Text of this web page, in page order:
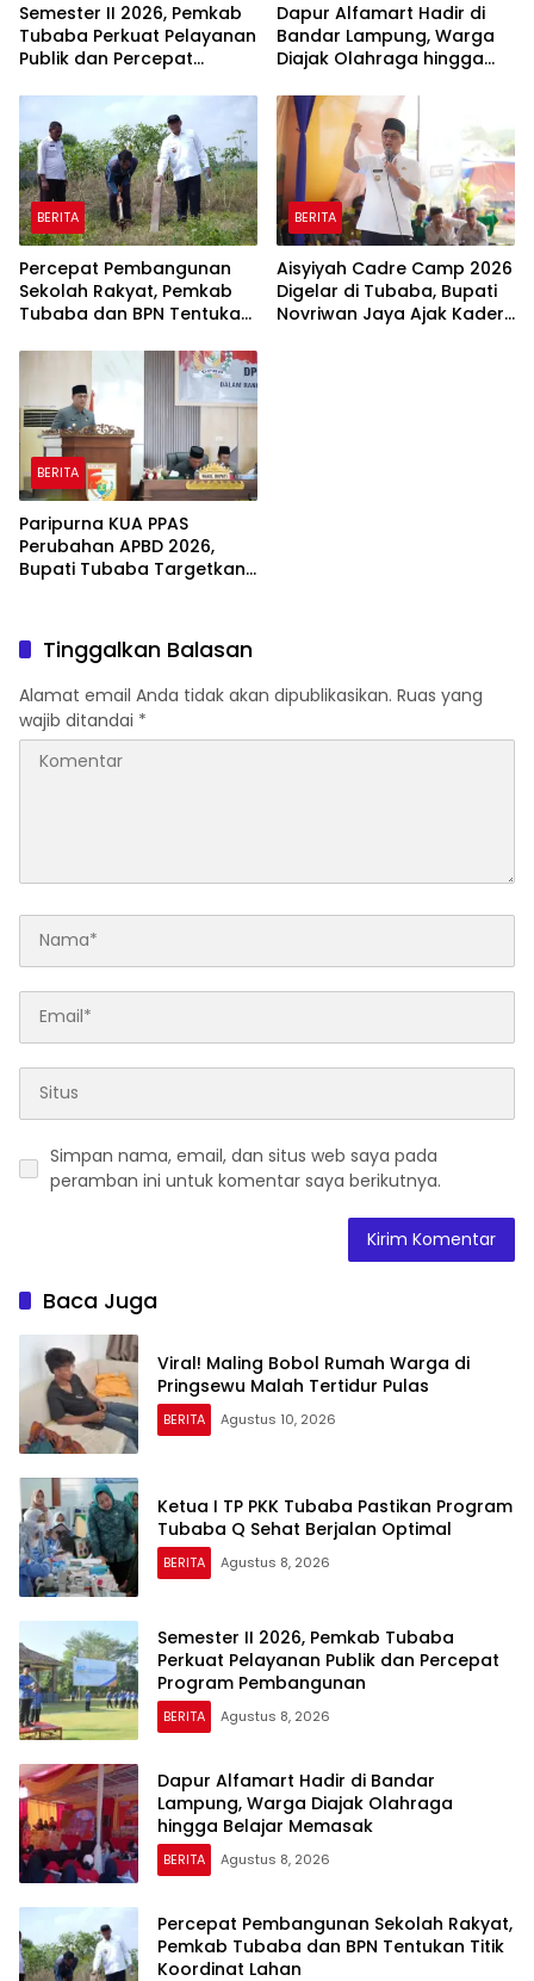
Semester II 2026, Pemkab
Tubaba Perkuat Pelayanan
Publik dan Percepat
Dapur Alfamart Hadir di
Bandar Lampung, Warga
Diajak Olahraga hingga
BERITA
Percepat Pembangunan
Sekolah Rakyat, Pemkab
Tubaba dan BPN Tentukan
BERITA
Aisyiyah Cadre Camp 2026
Digelar di Tubaba, Bupati
Novriwan Jaya Ajak Kader
BERITA
Paripurna KUA PPAS
Perubahan APBD 2026,
Bupati Tubaba Targetkan
Tinggalkan Balasan
Alamat email Anda tidak akan dipublikasikan. Ruas yang
wajib ditandai *
Simpan nama, email, dan situs web saya pada
peramban ini untuk komentar saya berikutnya.
Baca Juga
Viral! Maling Bobol Rumah Warga di
Pringsewu Malah Tertidur Pulas
BERITA Agustus 10, 2026
Ketua I TP PKK Tubaba Pastikan Program
Tubaba Q Sehat Berjalan Optimal
BERITA Agustus 8, 2026
Semester II 2026, Pemkab Tubaba
Perkuat Pelayanan Publik dan Percepat
Program Pembangunan
BERITA Agustus 8, 2026
Dapur Alfamart Hadir di Bandar
Lampung, Warga Diajak Olahraga
hingga Belajar Memasak
BERITA Agustus 8, 2026
Percepat Pembangunan Sekolah Rakyat,
Pemkab Tubaba dan BPN Tentukan Titik
Koordinat Lahan